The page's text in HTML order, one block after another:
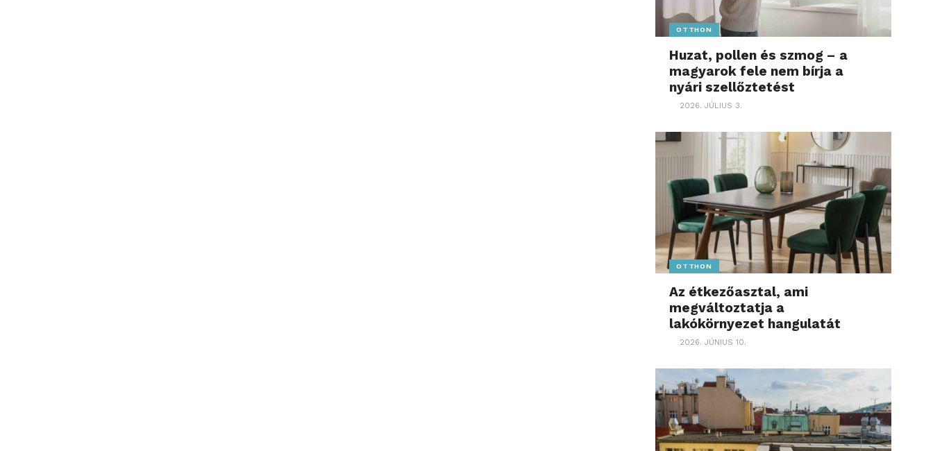
OTTHON
Huzat, pollen és szmog – a
magyarok fele nem bírja a
nyári szellőztetést
2026. JÚLIUS 3.
OTTHON
Az étkezőasztal, ami
megváltoztatja a
lakókörnyezet hangulatát
2026. JÚNIUS 10.